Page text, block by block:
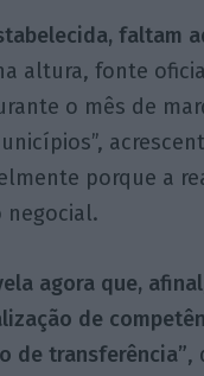
faltam
altura, fonte
o mês de
porque a
negocial.
agora que,
de
de transferência”,